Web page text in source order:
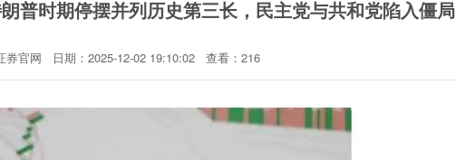
普时期停摆并列历史第三长，民主党与共和党陷入僵局
券官网 日期：2025-12-02 19:10:02 查看：216